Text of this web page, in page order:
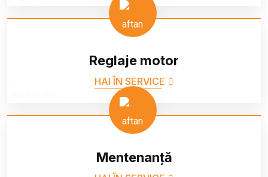
Reglaje motor
HAI ÎN SERVICE
Mentenanță